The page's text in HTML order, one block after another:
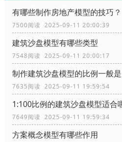
有哪些制作房地产模型的技巧？
7500阅读 2025-09-11 20:00:39
建筑沙盘模型有哪些类型
7548阅读 2025-09-11 20:00:17
制作建筑沙盘模型的比例一般
7635阅读 2025-09-11 19:59:54
1:100比例的建筑沙盘模型适合
7649阅读 2025-09-11 19:59:34
方案概念模型有哪些作用